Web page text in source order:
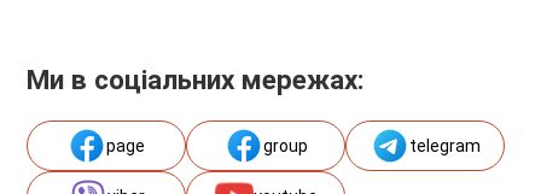
Ми в соціальних мережах:
page group telegram